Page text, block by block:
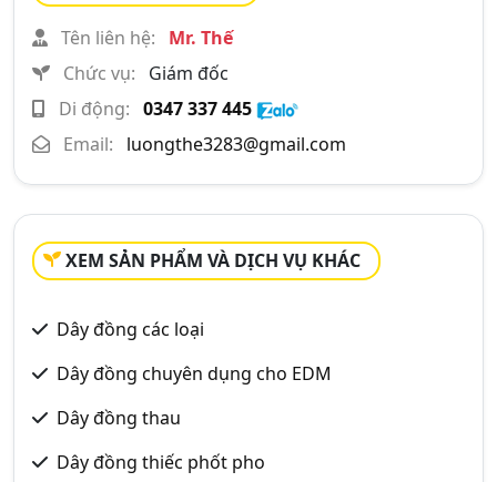
Tên liên hệ:
Mr. Thế
Chức vụ:
Giám đốc
Di động: 0347 337 445
Email:
luongthe3283@gmail.com
XEM SẢN PHẨM VÀ DỊCH VỤ KHÁC
Dây đồng các loại
Dây đồng chuyên dụng cho EDM
Dây đồng thau
Dây đồng thiếc phốt pho